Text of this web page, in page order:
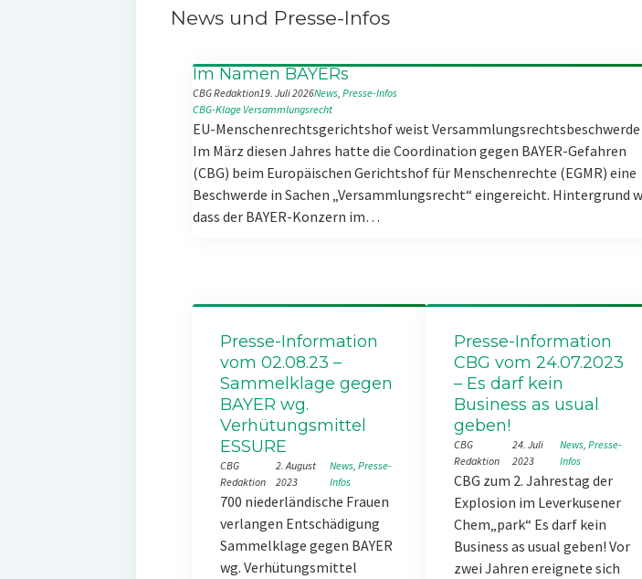
News und Presse-Infos
Im Namen BAYERs
CBG Redaktion19. Juli 2026News, Presse-Infos
CBG-Klage Versammlungsrecht
EU-Menschenrechtsgerichtshof weist Versammlungsrechtsbeschwerde
Im März diesen Jahres hatte die Coordination gegen BAYER-Gefahren
(CBG) beim Europäischen Gerichtshof für Menschenrechte (EGMR) eine
Beschwerde in Sachen „Versammlungsrecht“ eingereicht. Hintergrund
dass der BAYER-Konzern im…
Presse-Information
vom 02.08.23 –
Sammelklage gegen
BAYER wg.
Verhütungsmittel
ESSURE
CBG
Redaktion
2. August
2023
News, Presse-
Infos
700 niederländische Frauen
verlangen Entschädigung
Sammelklage gegen BAYER
wg. Verhütungsmittel
Presse-Information
CBG vom 24.07.2023
– Es darf kein
Business as usual
geben!
CBG
Redaktion
24. Juli
2023
News, Presse-
Infos
CBG zum 2. Jahrestag der
Explosion im Leverkusener
Chem„park“ Es darf kein
Business as usual geben! Vor
zwei Jahren ereignete sich